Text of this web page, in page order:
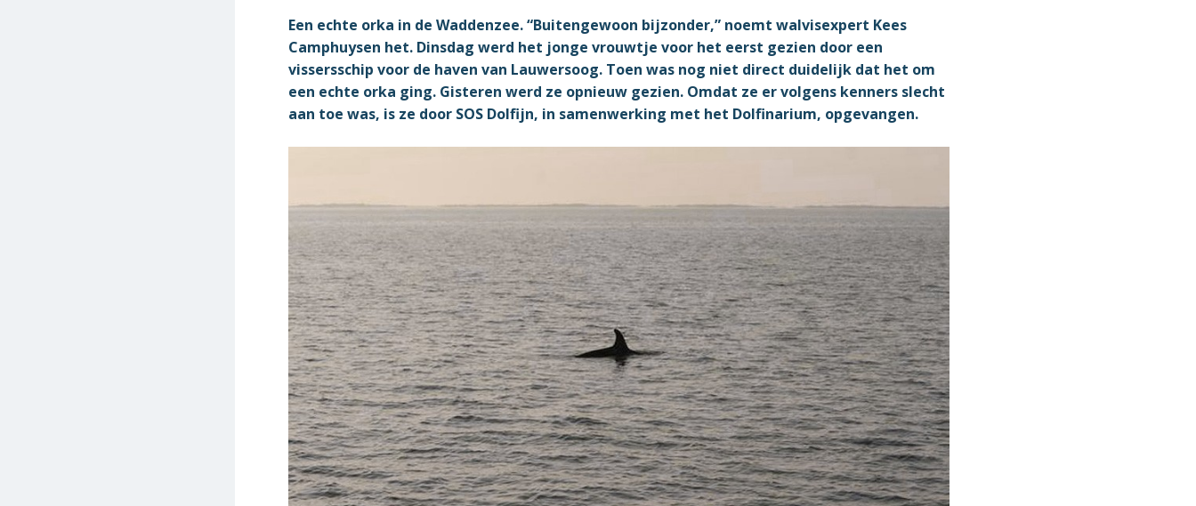
Een echte orka in de Waddenzee. “Buitengewoon bijzonder,” noemt walvisexpert Kees
Camphuysen het. Dinsdag werd het jonge vrouwtje voor het eerst gezien door een
vissersschip voor de haven van Lauwersoog. Toen was nog niet direct duidelijk dat het om
een echte orka ging. Gisteren werd ze opnieuw gezien. Omdat ze er volgens kenners slecht
aan toe was, is ze door SOS Dolfijn, in samenwerking met het Dolfinarium, opgevangen.